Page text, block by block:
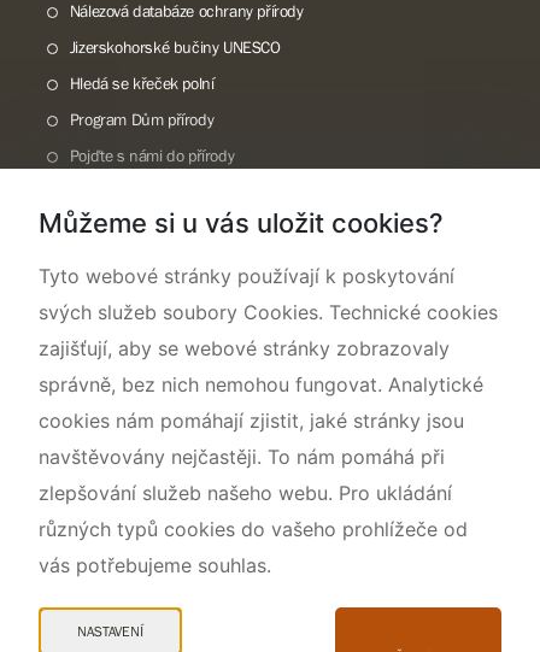
Nálezová databáze ochrany přírody
Jizerskohorské bučiny UNESCO
Hledá se křeček polní
Program Dům přírody
Pojďte s námi do přírody
Rok CHKO pod záštitou České komise pro UNESCO
Můžeme si u vás uložit cookies?
Tyto webové stránky používají k poskytování
svých služeb soubory Cookies. Technické cookies
zajišťují, aby se webové stránky zobrazovaly
správně, bez nich nemohou fungovat. Analytické
cookies nám pomáhají zjistit, jaké stránky jsou
navštěvovány nejčastěji. To nám pomáhá při
zlepšování služeb našeho webu. Pro ukládání
různých typů cookies do vašeho prohlížeče od
vás potřebujeme souhlas.
NASTAVENÍ